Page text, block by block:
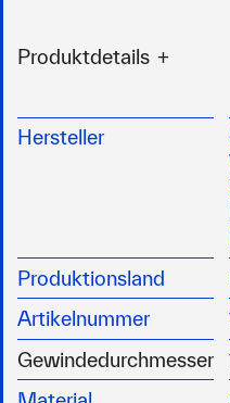
Produktdetails
Nutzung im
Integriertes
Schmutz und
Passend für
Hersteller
Produktionsland
Artikelnummer
Gewindedurchmesser